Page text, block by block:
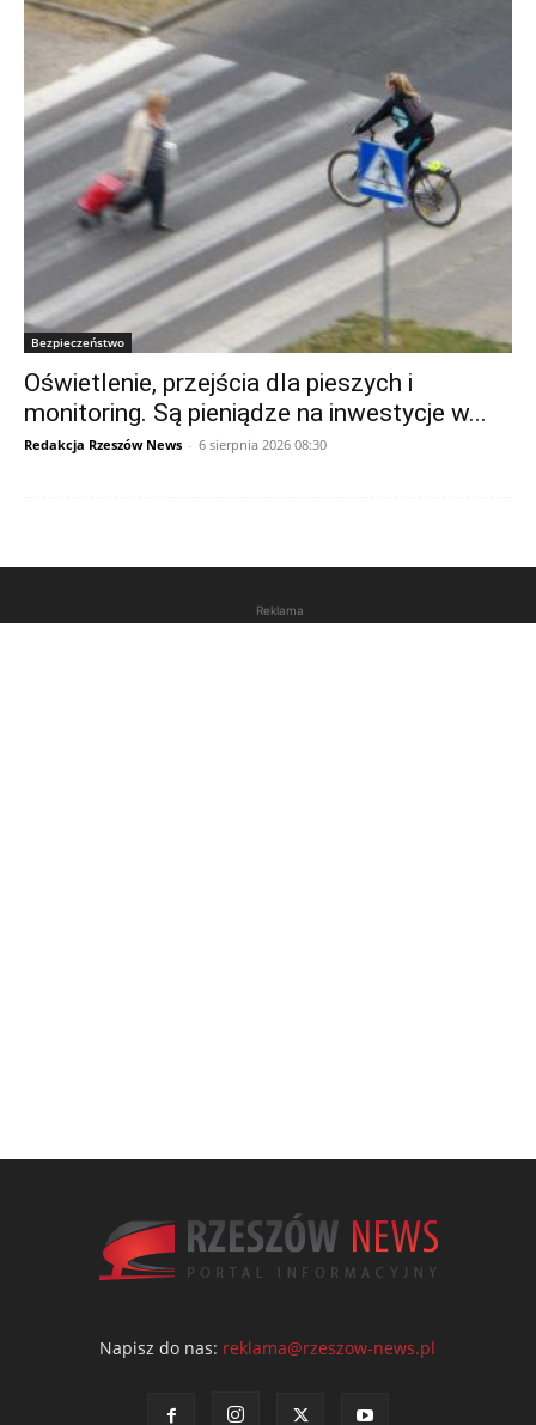
Bezpieczeństwo
Oświetlenie, przejścia dla pieszych i
monitoring. Są pieniądze na inwestycje w...
Redakcja Rzeszów News - 6 sierpnia 2026 08:30
Reklama
Napisz do nas: reklama@rzeszow-news.pl